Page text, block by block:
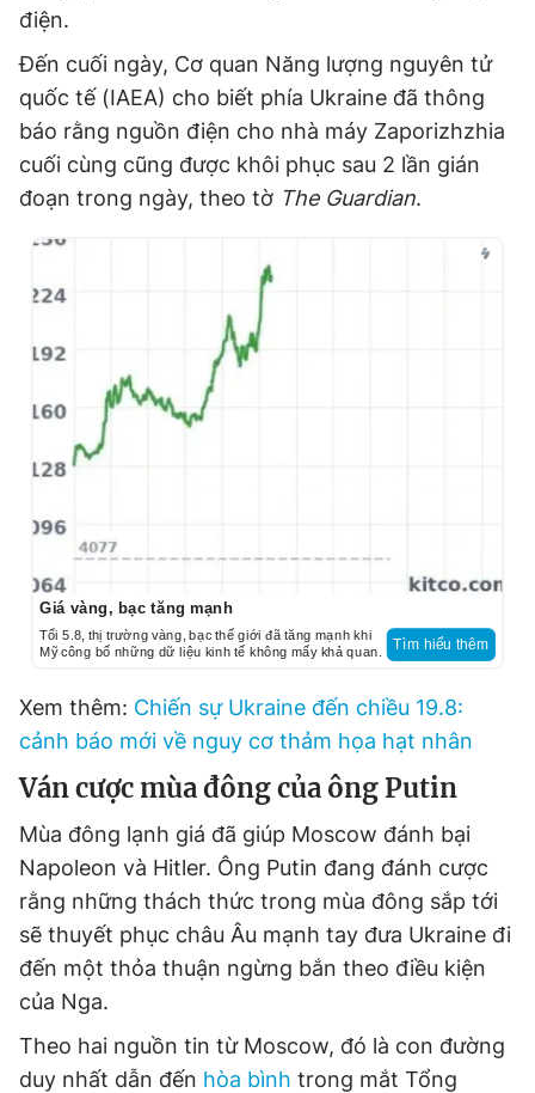
điện.
Đến cuối ngày, Cơ quan Năng lượng nguyên tử
quốc tế (IAEA) cho biết phía Ukraine đã thông
báo rằng nguồn điện cho nhà máy Zaporizhzhia
cuối cùng cũng được khôi phục sau 2 lần gián
đoạn trong ngày, theo tờ The Guardian.
Giá vàng, bạc tăng mạnh
Tối 5.8, thị trường vàng, bạc thế giới đã tăng mạnh khi
Mỹ công bố những dữ liệu kinh tế không mấy khả quan.
Tìm hiểu thêm
Xem thêm: Chiến sự Ukraine đến chiều 19.8:
cảnh báo mới về nguy cơ thảm họa hạt nhân
Ván cược mùa đông của ông Putin
Mùa đông lạnh giá đã giúp Moscow đánh bại
Napoleon và Hitler. Ông Putin đang đánh cược
rằng những thách thức trong mùa đông sắp tới
sẽ thuyết phục châu Âu mạnh tay đưa Ukraine đi
đến một thỏa thuận ngừng bắn theo điều kiện
của Nga.
Theo hai nguồn tin từ Moscow, đó là con đường
duy nhất dẫn đến hòa bình trong mắt Tổng